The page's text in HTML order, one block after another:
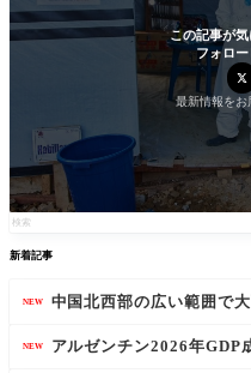
この記事が
フォロー
最新情報をお
新着記事
NEW 中国北西部の広い範囲で
NEW アルゼンチン2026年GDP